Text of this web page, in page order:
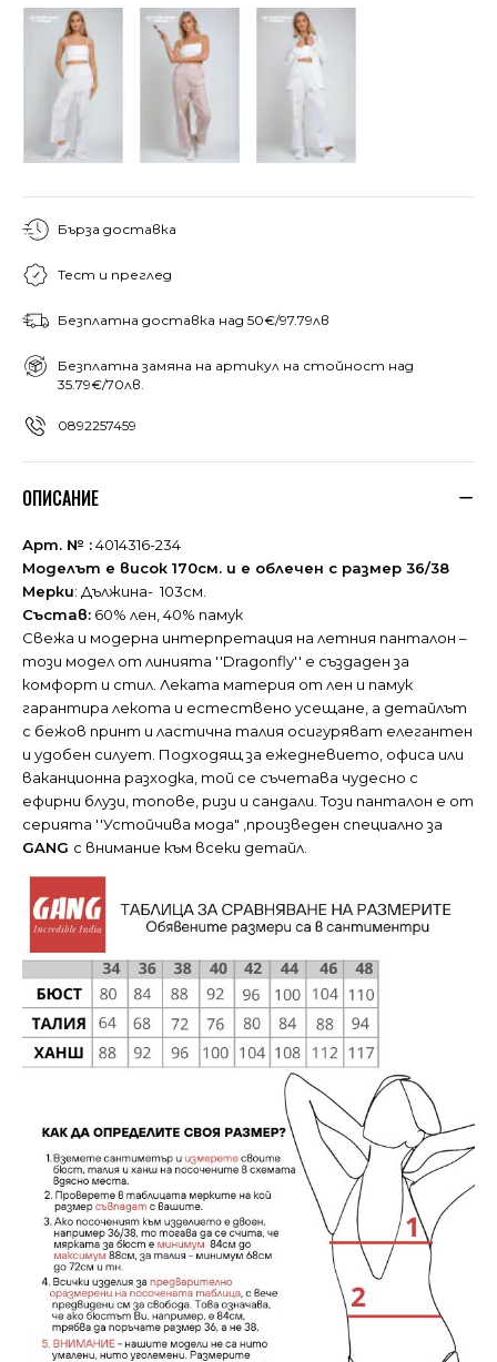
Бърза доставка
Тест и преглед
Безплатна доставка над 50€/97.79лв
Безплатна замяна на артикул на стойност над
35.79€/70лв.
0892257459
ОПИСАНИЕ
Арт. № :4014316-234
Моделът е висок 170см. и е облечен с размер 36/38
Мерки: Дължина- 103см.
Състав: 60% лен, 40% памук
Свежа и модерна интерпретация на летния панталон –
този модел от линията ''Dragonfly'' е създаден за
комфорт и стил. Леката материя от лен и памук
гарантира лекота и естествено усещане, а детайлът
с бежов принт и ластична талия осигуряват елегантен
и удобен силует. Подходящ за ежедневието, офиса или
ваканционна разходка, той се съчетава чудесно с
ефирни блузи, топове, ризи и сандали. Този панталон е от
серията ''Устойчива мода" ,произведен специално за
GANG с внимание към всеки детайл.